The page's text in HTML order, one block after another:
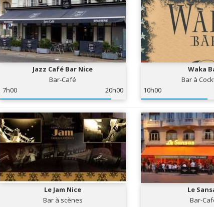
Jazz Café Bar Nice
Bar-Café
7h00
20h00
Waka
Bar à
10h00
Le Jam Nice
Bar à scènes
Le
Bar-